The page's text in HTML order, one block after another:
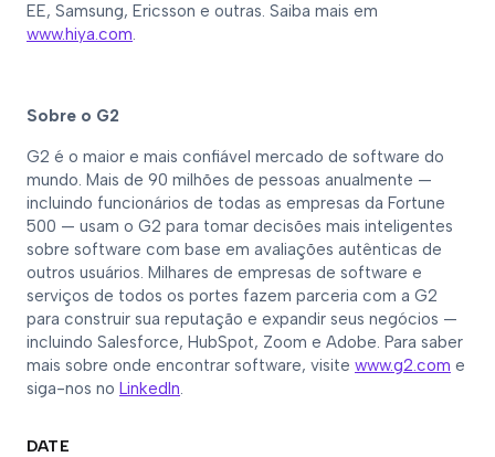
EE, Samsung, Ericsson e outras. Saiba mais em
www.hiya.com.
Sobre o G2
G2 é o maior e mais confiável mercado de software do
mundo. Mais de 90 milhões de pessoas anualmente —
incluindo funcionários de todas as empresas da Fortune
500 — usam o G2 para tomar decisões mais inteligentes
sobre software com base em avaliações autênticas de
outros usuários. Milhares de empresas de software e
serviços de todos os portes fazem parceria com a G2
para construir sua reputação e expandir seus negócios —
incluindo Salesforce, HubSpot, Zoom e Adobe. Para saber
mais sobre onde encontrar software, visite www.g2.com e
siga-nos no LinkedIn.
DATE